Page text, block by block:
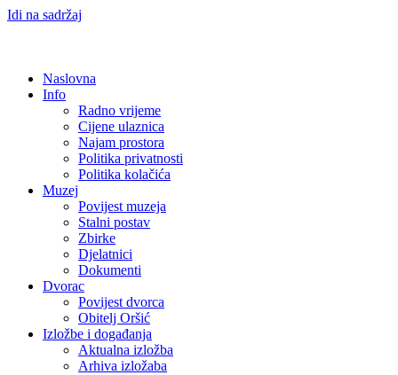
Idi na sadržaj
Naslovna
Info
Radno vrijeme
Cijene ulaznica
Najam prostora
Politika privatnosti
Politika kolačića
Muzej
Povijest muzeja
Stalni postav
Zbirke
Djelatnici
Dokumenti
Dvorac
Povijest dvorca
Obitelj Oršić
Izložbe i događanja
Aktualna izložba
Arhiva izložaba